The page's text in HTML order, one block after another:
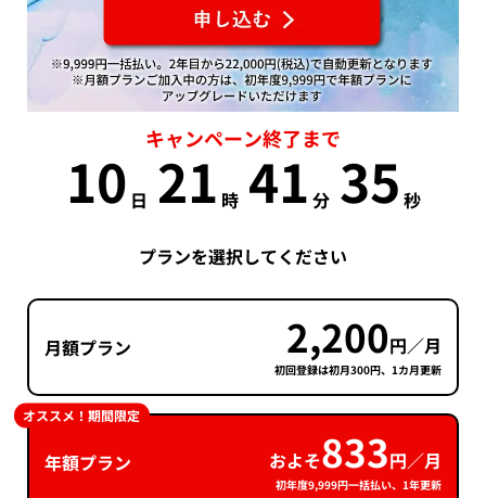
キャンペーン終了まで
10 日 21 時 41 分 35 秒
プランを選択してください
月額プラン 2,200円／月
初回登録は初月300円、1カ月更新
年額プラン およそ833円／月
初年度9,999円一括払い、1年更新
オススメ！期間限定